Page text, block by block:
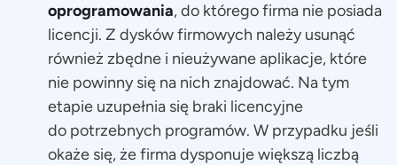
oprogramowania, do którego firma nie posiada
licencji. Z dysków firmowych należy usunąć
również zbędne i nieużywane aplikacje, które
nie powinny się na nich znajdować. Na tym
etapie uzupełnia się braki licencyjne
do potrzebnych programów. W przypadku jeśli
okaże się, że firma dysponuje większą liczbą